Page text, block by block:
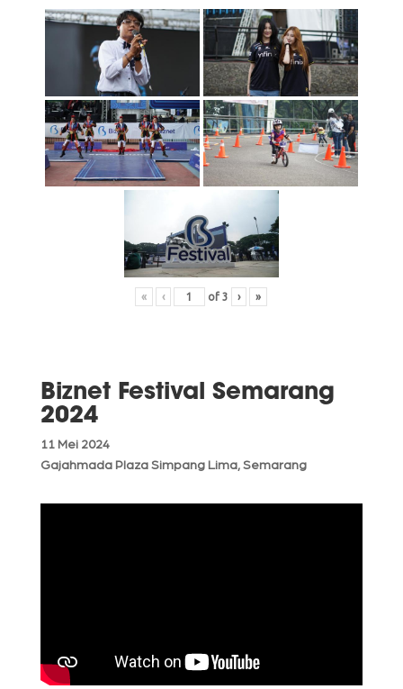
« ‹ of3 › »
Biznet Festival Semarang
2024
11 Mei 2024
Gajahmada Plaza Simpang Lima, Semarang